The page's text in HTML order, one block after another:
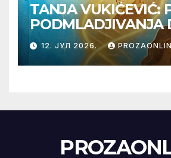
TANJA VUKIĆEVIĆ:
PODMLADJIVANJA
TELA SA TESLOM
12. ЈУЛ 2026.